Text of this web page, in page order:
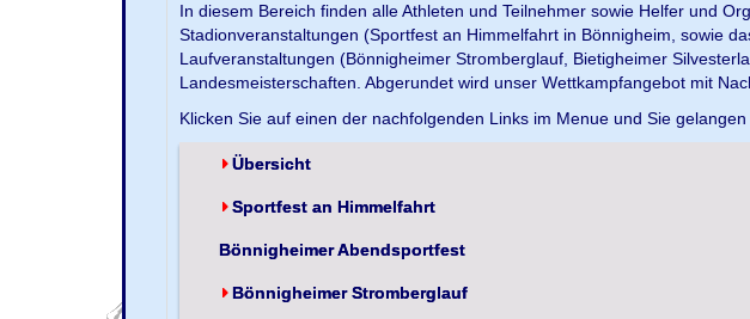
In diesem Bereich finden alle Athleten und Teilnehmer sowie Helfer und
Stadionveranstaltungen (Sportfest an Himmelfahrt in Bönnigheim, sowie
Laufveranstaltungen (Bönnigheimer Stromberglauf, Bietigheimer
Landesmeisterschaften. Abgerundet wird unser Wettkampfangebot mit
Klicken Sie auf einen der nachfolgenden Links im Menue und Sie
Übersicht
Sportfest an Himmelfahrt
Bönnigheimer Abendsportfest
Bönnigheimer Stromberglauf